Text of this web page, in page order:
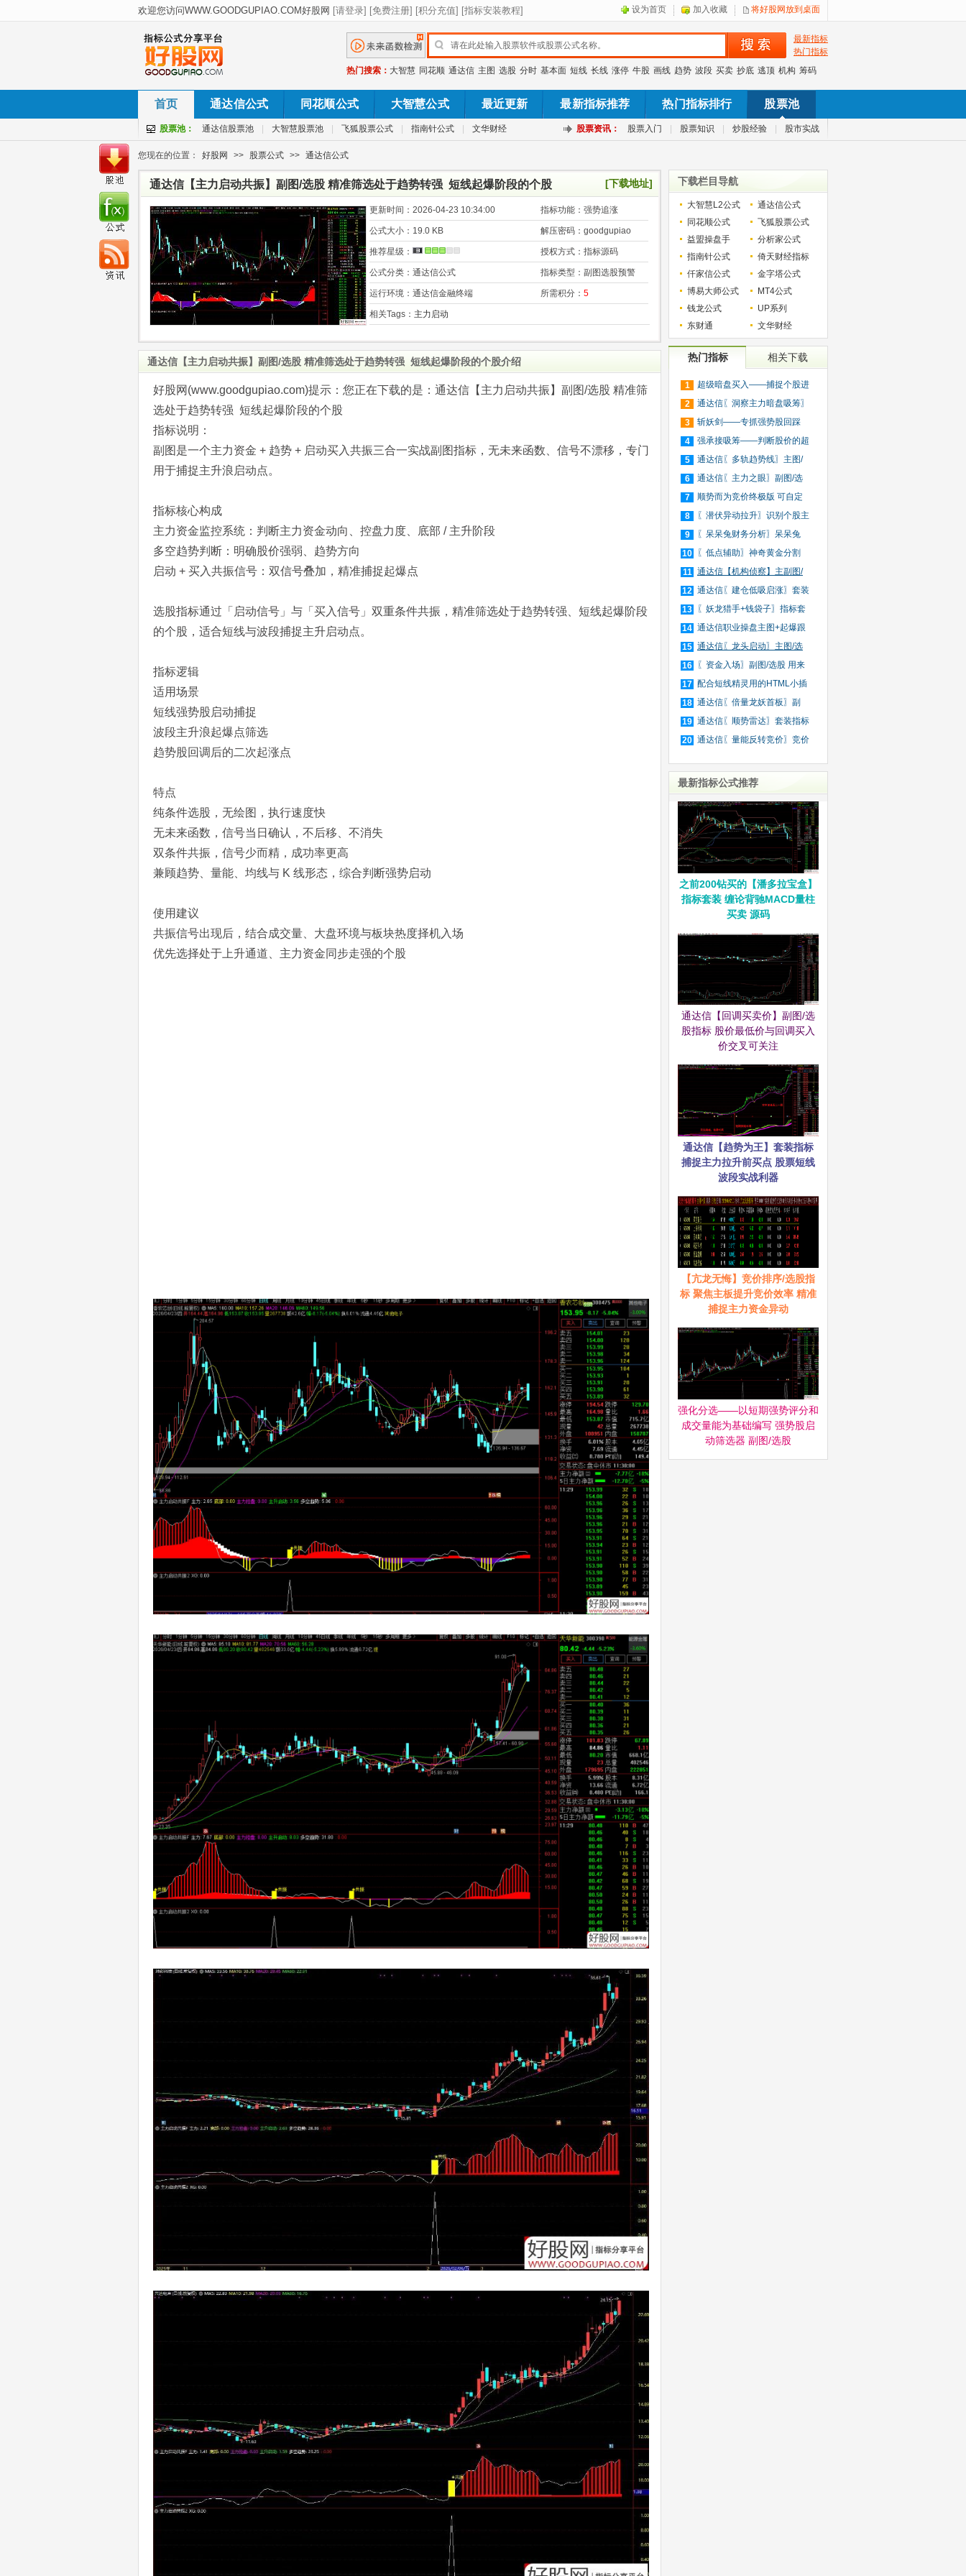
设为首页 加入收藏 将好股网放到桌面
最新指标
热门指标
热门搜索： 大智慧 同花顺 通达信 主图 选股 分时 基本面 短线 长线 涨停 牛股 画线 趋势 波段 买卖 抄底 逃顶 机构 筹码
首页 通达信公式 同花顺公式 大智慧公式 最近更新 最新指标推荐 热门指标排行 股票池
股票池： 通达信股票池 大智慧股票池 飞狐股票公式 指南针公式 文华财经 股票资讯： 股票入门 股票知识 炒股经验 股市实战
您现在的位置： 好股网 >> 股票公式 >> 通达信公式
通达信【主力启动共振】副图/选股 精准筛选处于趋势转强 短线起爆阶段的个股 [下载地址]
更新时间： 2026-04-23 10:34:00 指标功能： 强势追涨
公式大小： 19.0 KB 解压密码： goodgupiao
推荐星级： 授权方式： 指标源码
公式分类： 通达信公式 指标类型： 副图选股预警
运行环境： 通达信金融终端 所需积分： 5
相关Tags： 主力启动
通达信【主力启动共振】副图/选股 精准筛选处于趋势转强 短线起爆阶段的个股介绍
好股网(www.goodgupiao.com)提示：您正在下载的是：通达信【主力启动共振】副图/选股 精准筛
选处于趋势转强 短线起爆阶段的个股
指标说明：
副图是一个主力资金 + 趋势 + 启动买入共振三合一实战副图指标，无未来函数、信号不漂移，专门
用于捕捉主升浪启动点。
指标核心构成
主力资金监控系统：判断主力资金动向、控盘力度、底部 / 主升阶段
多空趋势判断：明确股价强弱、趋势方向
启动 + 买入共振信号：双信号叠加，精准捕捉起爆点
选股指标通过「启动信号」与「买入信号」双重条件共振，精准筛选处于趋势转强、短线起爆阶段
的个股，适合短线与波段捕捉主升启动点。
指标逻辑
适用场景
短线强势股启动捕捉
波段主升浪起爆点筛选
趋势股回调后的二次起涨点
特点
纯条件选股，无绘图，执行速度快
无未来函数，信号当日确认，不后移、不消失
双条件共振，信号少而精，成功率更高
兼顾趋势、量能、均线与 K 线形态，综合判断强势启动
使用建议
共振信号出现后，结合成交量、大盘环境与板块热度择机入场
优先选择处于上升通道、主力资金同步走强的个股
下载栏目导航
大智慧L2公式
通达信公式
同花顺公式
飞狐股票公式
益盟操盘手
分析家公式
指南针公式
倚天财经指标
仟家信公式
金字塔公式
博易大师公式
MT4公式
钱龙公式
UP系列
东财通
文华财经
热门指标 相关下载
1
超级暗盘买入——捕捉个股进
入
2
通达信〖洞察主力暗盘吸筹〗
捕
3
斩妖剑——专抓强势股回踩
20日
4
强承接吸筹——判断股价的超
买
5
通达信〖多轨趋势线〗主图/
选
6
通达信〖主力之眼〗副图/选
股
7
顺势而为竞价终极版 可自定
义
8
〖潜伏异动拉升〗识别个股主
力
9
〖呆呆兔财务分析〗呆呆兔
F10
10
〖低点辅助〗神奇黄金分割
+趋
11 通达信【机构侦察】主副图/
选
12 通达信〖建仓低吸启涨〗套装
指
13
〖妖龙猎手+钱袋子〗指标套
装
14 通达信职业操盘主图+起爆跟
庄
15 通达信〖龙头启动〗主图/选
股
16
〖资金入场〗副图/选股 用来
抓
17 配合短线精灵用的HTML小插
件
18 通达信〖倍量龙妖首板〗副
图/
19 通达信〖顺势雷达〗套装指标
20 通达信〖量能反转竞价〗竞价
最新指标公式推荐
之前200钻买的【潘多拉宝盒】
指标套装 缠论背驰MACD量柱
买卖 源码
通达信【回调买卖价】副图/选
股指标 股价最低价与回调买入
价交叉可关注
通达信【趋势为王】套装指标
捕捉主力拉升前买点 股票短线
波段实战利器
【亢龙无悔】竞价排序/选股指
标 聚焦主板提升竞价效率 精准
捕捉主力资金异动
强化分选——以短期强势评分和
成交量能为基础编写 强势股启
动筛选器‌ 副图/选股